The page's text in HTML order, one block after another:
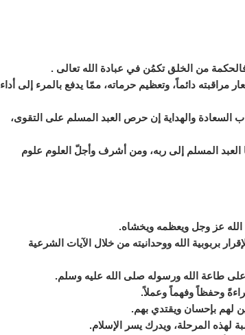
من الخلق تكمُن في عبادة الله تعالى .
مراقبته دائماً، وتعظيم حرماته، ممّا يدفع بالمرء إلى أداء
السعادة والهداية إن حرص العبد المسلم على التقوى،
المسلم إلى ربه، ومن أشرف وأجلّ العلوم علوم
بربوبية الله ووحدانيته من خلال الآيات الشرعية